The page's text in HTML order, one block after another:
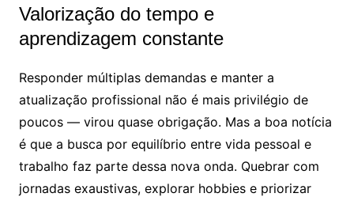
Valorização do tempo e
aprendizagem constante
Responder múltiplas demandas e manter a
atualização profissional não é mais privilégio de
poucos — virou quase obrigação. Mas a boa notícia
é que a busca por equilíbrio entre vida pessoal e
trabalho faz parte dessa nova onda. Quebrar com
jornadas exaustivas, explorar hobbies e priorizar